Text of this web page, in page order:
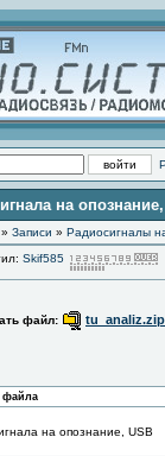
на
» Записи » Радиоcигналы
Skif585
файл: tu_analiz.zip
файла
на опознание, USB